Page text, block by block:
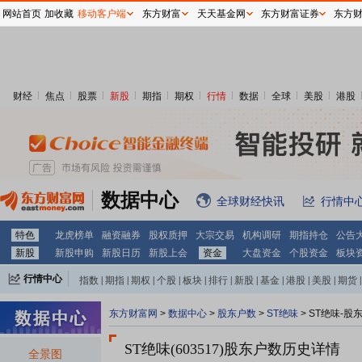
财经 焦点 股票 新股 期指 期权 行情 数据 全球 美股 港股
数据中心 全球财经快讯 行情中
特色 龙虎榜单 融资融券 股权质押 大宗交易 机构调研 期指持仓
公告
新股
新股申购 新股日历 新股上会 资金 大盘资金 个股资金 板块
行情中心 指数 期指 期权 个股 板块 排行 新股 基金 港股 美股 期货
全景图
东方财富网 > 数据中心 > 股东户数 > ST绝味 > ST绝味-股
ST绝味(603517)股东户数历史详情
网站首页 加收藏 移动客户端 东方财富 天天基金网 东方财富证券 东方